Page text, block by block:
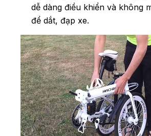
dễ dàng điều khiển và không
để dắt, đạp xe.